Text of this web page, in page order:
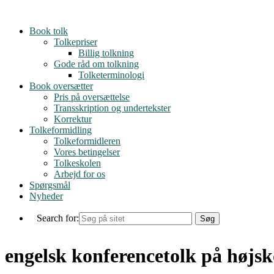
contentBook tolk
Tolkepriser
Billig tolkning
Gode råd om tolkning
Tolketerminologi
Book oversætter
Pris på oversættelse
Transskription og undertekster
Korrektur
Tolkeformidling
Tolkeformidleren
Vores betingelser
Tolkeskolen
Arbejd for os
Spørgsmål
Nyheder
Search for:
engelsk konferencetolk på